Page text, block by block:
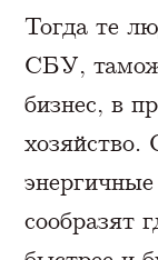
Тогда те
СБУ,
бизнес, в
хозяйство.
сообразят